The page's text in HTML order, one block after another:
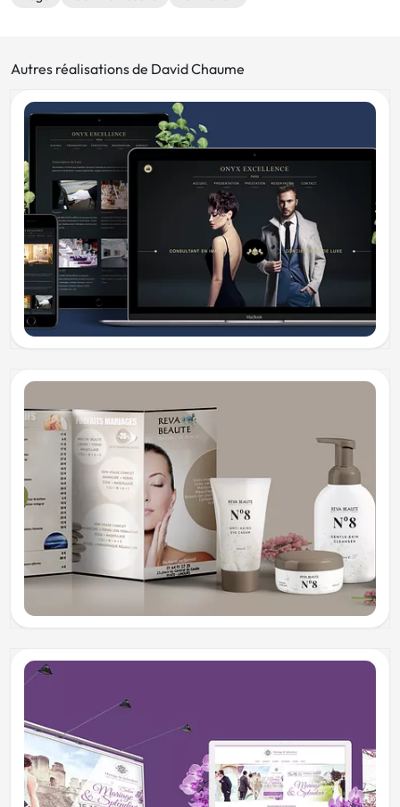
Autres réalisations de David Chaume